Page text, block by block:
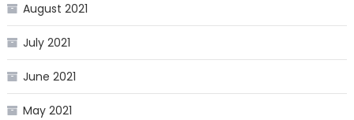
August 2021
July 2021
June 2021
May 2021